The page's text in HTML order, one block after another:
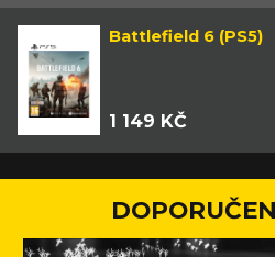
Battlefield 6 (PS5)
1 149 KČ